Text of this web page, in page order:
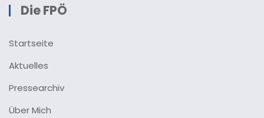
Die FPÖ
Startseite
Aktuelles
Pressearchiv
Über Mich